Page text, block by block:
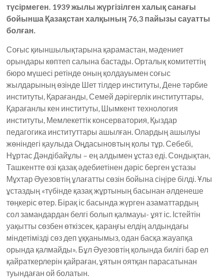
түсірмеген. 1939 жылы жүргізілген халық санағы
бойынша Қазақстан халқының 76,3 пайызы сауатты
болған.
Соғыс қиыншылықтарына қарамастан, мәдениет
орындары көптеп салына бастады. Орталық комитеттің
бюро мүшесі ретінде оның қолдауымен соғыс
жылдарының өзінде Шет тілдер институты, Дене тәрбие
институты, Қарағанды, Семей дәрігерлік институттары,
Қарағанлы кен институты, Шымкент технология
институты, Мемлекеттік консерватория, Қыздар
педагогика институттары ашылған. Олардың ашылуы
жөніндегі қаулыда Оңдасыновтың қолы тұр. Себебі,
Нұртас Дәндібайұлы – ең алдымен ұстаз еді. Сондықтан,
Ташкентте өзі қазақ әдебиетінен дәріс берген ұстазы
Мұхтар Әуезовтің ұлағатты сөзін бойына сіңіре білді. Ұлы
ұстаздың «түбінде қазақ жұртының басынан әлденеше
төңкеріс өтер. Бірақ іс басында жүрген азаматтардың
сол замандардан белгі болып қалмауы- ұят іс. Істейтін
уақытты сөзбен өткізсек, қараңғы елдің алдындағы
міндетімізді сөз деп ұққанымыз, одан басқа жауапқа
орында қалмайды». Бұл Әуезовтің қолында билігі бар ел
қайраткерлерін қайраған, ұятын оятқан парасатынан
туындаған ой болатын.